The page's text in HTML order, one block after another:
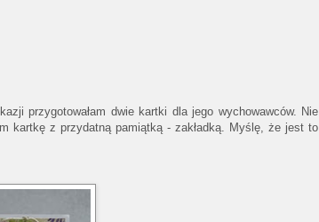
przygotowałam dwie kartki dla jego wychowawców. Nie
kartkę z przydatną pamiątką - zakładką. Myślę, że jest to